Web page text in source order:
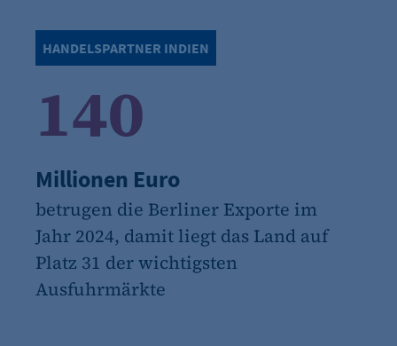
HANDELSPARTNER INDIEN
140
Millionen Euro
betrugen die Berliner Exporte im
Jahr 2024, damit liegt das Land auf
Platz 31 der wichtigsten
Ausfuhrmärkte